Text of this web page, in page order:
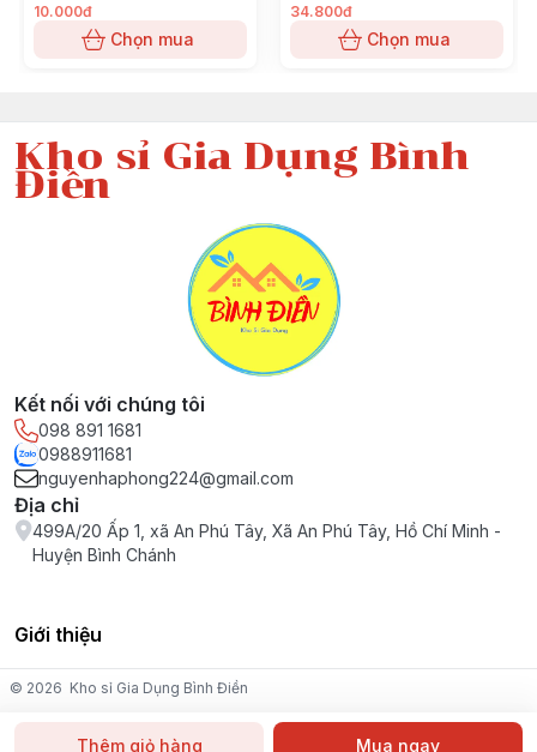
Thêm giỏ hàng Mua ngay
10.000đ
Chọn mua
34.800đ
Chọn mua
Kho sỉ Gia Dụng Bình
Điền
Kết nối với chúng tôi
098 891 1681
0988911681
nguyenhaphong224@gmail.com
Địa chỉ
499A/20 Ấp 1, xã An Phú Tây, Xã An Phú Tây, Hồ Chí Minh -
Huyện Bình Chánh
Giới thiệu
© 2026 Kho sỉ Gia Dụng Bình Điền